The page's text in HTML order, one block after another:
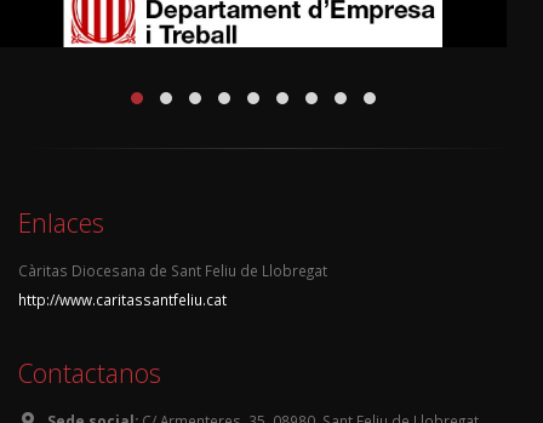
Enlaces
Càritas Diocesana de Sant Feliu de Llobregat
http://www.caritassantfeliu.cat
Contactanos